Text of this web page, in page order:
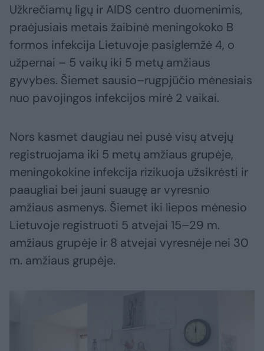
Užkrečiamų ligų ir AIDS centro duomenimis,
praėjusiais metais žaibinė meningokoko B
formos infekcija Lietuvoje pasiglemžė 4, o
užpernai – 5 vaikų iki 5 metų amžiaus
gyvybes. Šiemet sausio–rugpjūčio mėnesiais
nuo pavojingos infekcijos mirė 2 vaikai.
Nors kasmet daugiau nei pusė visų atvejų
registruojama iki 5 metų amžiaus grupėje,
meningokokine infekcija rizikuoja užsikrėsti ir
paaugliai bei jauni suaugę ar vyresnio
amžiaus asmenys. Šiemet iki liepos mėnesio
Lietuvoje registruoti 5 atvejai 15–29 m.
amžiaus grupėje ir 8 atvejai vyresnėje nei 30
m. amžiaus grupėje.